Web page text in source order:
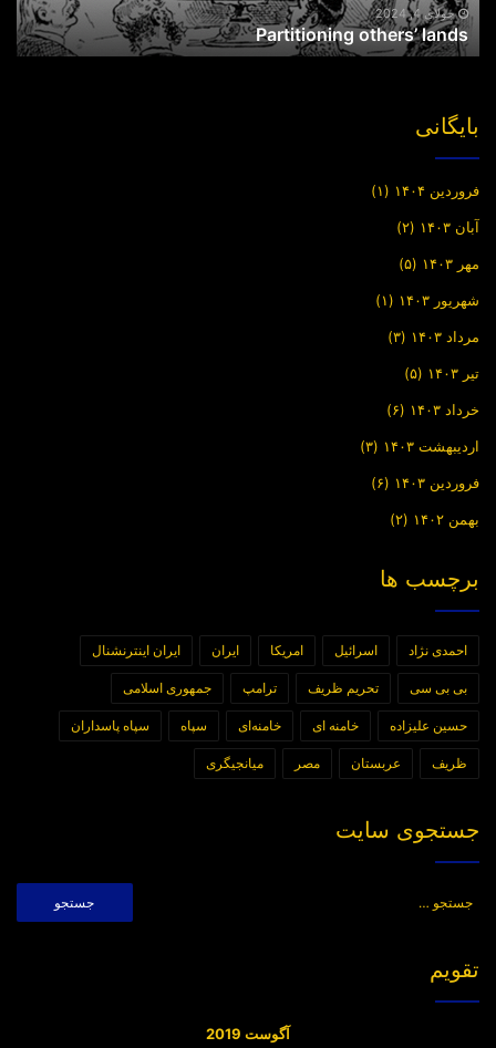
جولای 4, 2024
Partitioning others’ lands
بایگانی
فروردین ۱۴۰۴ (۱)
آبان ۱۴۰۳ (۲)
مهر ۱۴۰۳ (۵)
شهریور ۱۴۰۳ (۱)
مرداد ۱۴۰۳ (۳)
تیر ۱۴۰۳ (۵)
خرداد ۱۴۰۳ (۶)
اردیبهشت ۱۴۰۳ (۳)
فروردین ۱۴۰۳ (۶)
بهمن ۱۴۰۲ (۲)
برچسب ها
احمدی نژاد اسرائیل امریکا ایران ایران اینترنشنال
بی بی سی تحریم ظریف ترامپ جمهوری اسلامی
حسین علیزاده خامنه ای خامنه‌ای سپاه سپاه پاسداران
ظریف عربستان مصر میانجیگری
جستجوی سایت
برای:
تقویم
آگوست 2019